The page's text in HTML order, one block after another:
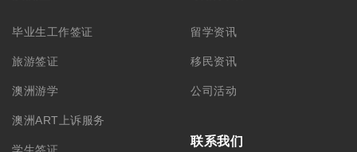
毕业生工作签证
旅游签证
澳洲游学
澳洲ART上诉服务
学生签证
留学资讯
移民资讯
公司活动
联系我们